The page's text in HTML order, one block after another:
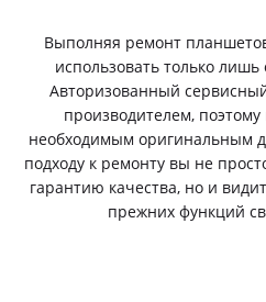
Выполняя ремонт
использовать только
Авторизованный
производителем,
необходимым оригинальным
подходу к ремонту вы не
гарантию качества, но и
прежних функций